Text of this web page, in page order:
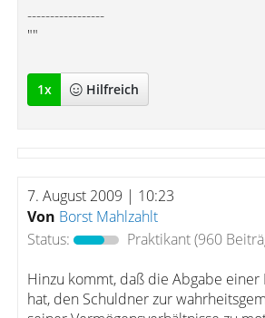
-----------------
""
1x Hilfreich
7. August 2009 | 10:23
Von Borst Mahlzahlt
Status:
Praktikant(960
Hinzu kommt, daß die Abgabe einer
hat, den Schuldner zur